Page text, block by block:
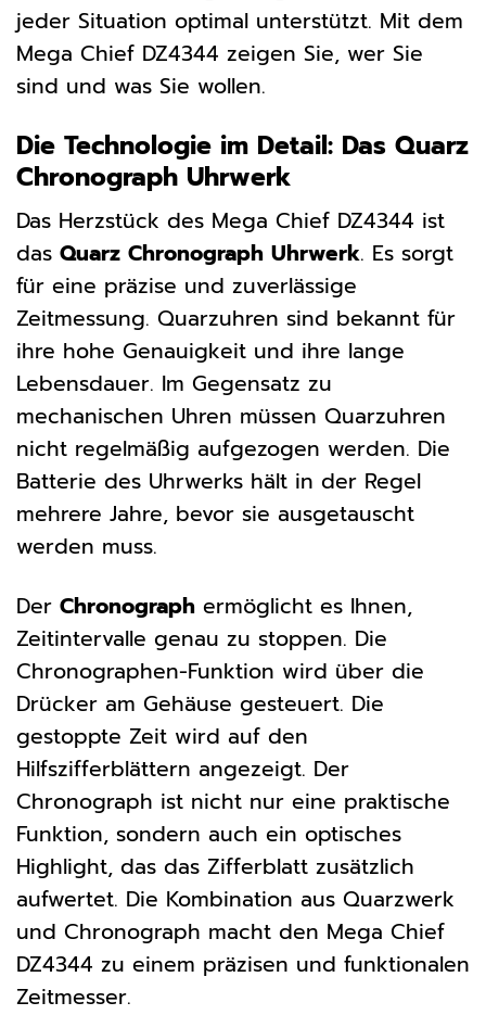
jeder Situation optimal unterstützt. Mit dem
Mega Chief DZ4344 zeigen Sie, wer Sie
sind und was Sie wollen.
Die Technologie im Detail: Das Quarz
Chronograph Uhrwerk
Das Herzstück des Mega Chief DZ4344 ist
das Quarz Chronograph Uhrwerk. Es sorgt
für eine präzise und zuverlässige
Zeitmessung. Quarzuhren sind bekannt für
ihre hohe Genauigkeit und ihre lange
Lebensdauer. Im Gegensatz zu
mechanischen Uhren müssen Quarzuhren
nicht regelmäßig aufgezogen werden. Die
Batterie des Uhrwerks hält in der Regel
mehrere Jahre, bevor sie ausgetauscht
werden muss.
Der Chronograph ermöglicht es Ihnen,
Zeitintervalle genau zu stoppen. Die
Chronographen-Funktion wird über die
Drücker am Gehäuse gesteuert. Die
gestoppte Zeit wird auf den
Hilfszifferblättern angezeigt. Der
Chronograph ist nicht nur eine praktische
Funktion, sondern auch ein optisches
Highlight, das das Zifferblatt zusätzlich
aufwertet. Die Kombination aus Quarzwerk
und Chronograph macht den Mega Chief
DZ4344 zu einem präzisen und funktionalen
Zeitmesser.